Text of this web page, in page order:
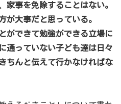
家事を免除することはない。
が大事だと思っている。
ができて勉強ができる立場に
通っていない子ども達は日々
ちんと伝えて行かなければな